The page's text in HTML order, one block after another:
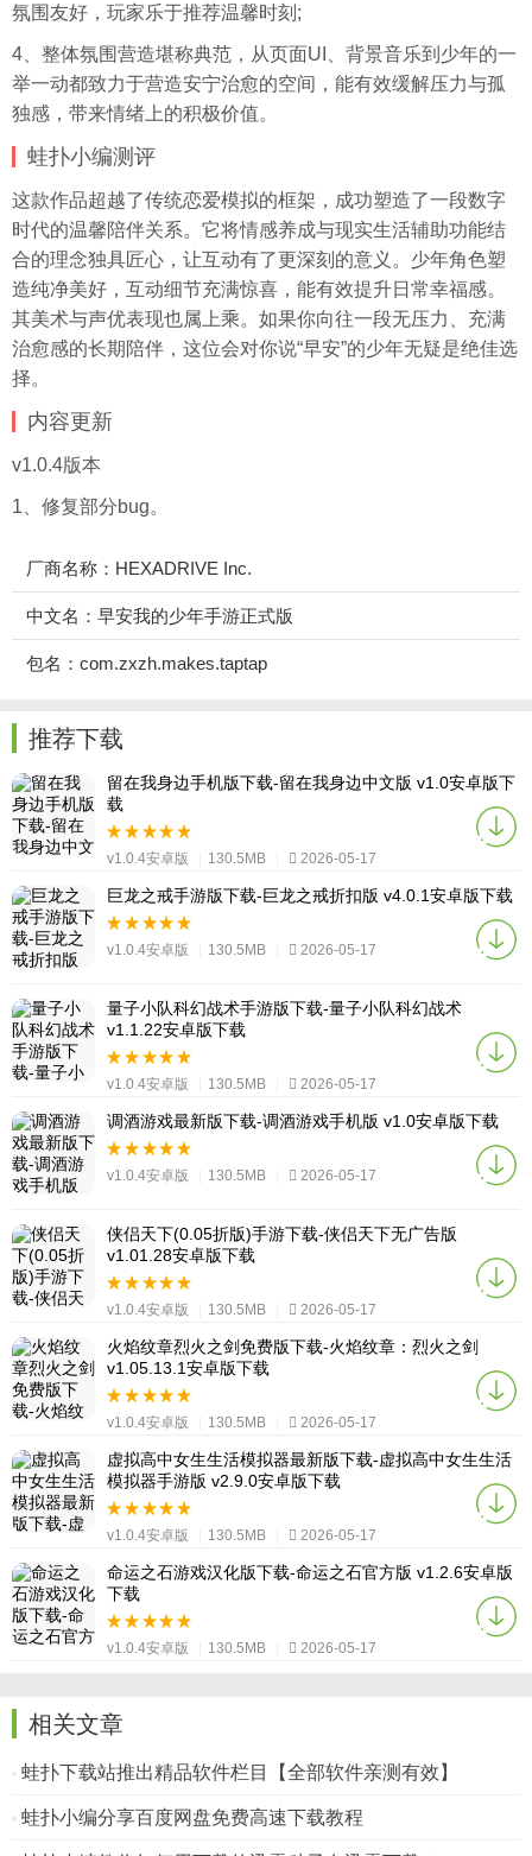
氛围友好，玩家乐于推荐温馨时刻;
4、整体氛围营造堪称典范，从页面UI、背景音乐到少年的一
举一动都致力于营造安宁治愈的空间，能有效缓解压力与孤
独感，带来情绪上的积极价值。
蛙扑小编测评
这款作品超越了传统恋爱模拟的框架，成功塑造了一段数字
时代的温馨陪伴关系。它将情感养成与现实生活辅助功能结
合的理念独具匠心，让互动有了更深刻的意义。少年角色塑
造纯净美好，互动细节充满惊喜，能有效提升日常幸福感。
其美术与声优表现也属上乘。如果你向往一段无压力、充满
治愈感的长期陪伴，这位会对你说“早安”的少年无疑是绝佳选
择。
内容更新
v1.0.4版本
1、修复部分bug。
厂商名称：HEXADRIVE Inc.
中文名：早安我的少年手游正式版
包名：com.zxzh.makes.taptap
推荐下载
留在我身边手机版下载-留在我身边中文版 v1.0安卓版下
载
v1.0.4安卓版 130.5MB 2026-05-17
巨龙之戒手游版下载-巨龙之戒折扣版 v4.0.1安卓版下载
v1.0.4安卓版 130.5MB 2026-05-17
量子小队科幻战术手游版下载-量子小队科幻战术
v1.1.22安卓版下载
v1.0.4安卓版 130.5MB 2026-05-17
调酒游戏最新版下载-调酒游戏手机版 v1.0安卓版下载
v1.0.4安卓版 130.5MB 2026-05-17
侠侣天下(0.05折版)手游下载-侠侣天下无广告版
v1.01.28安卓版下载
v1.0.4安卓版 130.5MB 2026-05-17
火焰纹章烈火之剑免费版下载-火焰纹章：烈火之剑
v1.05.13.1安卓版下载
v1.0.4安卓版 130.5MB 2026-05-17
虚拟高中女生生活模拟器最新版下载-虚拟高中女生生活
模拟器手游版 v2.9.0安卓版下载
v1.0.4安卓版 130.5MB 2026-05-17
命运之石游戏汉化版下载-命运之石官方版 v1.2.6安卓版
下载
v1.0.4安卓版 130.5MB 2026-05-17
相关文章
蛙扑下载站推出精品软件栏目【全部软件亲测有效】
蛙扑小编分享百度网盘免费高速下载教程